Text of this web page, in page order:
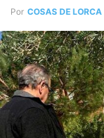
Por COSAS DE LORCA